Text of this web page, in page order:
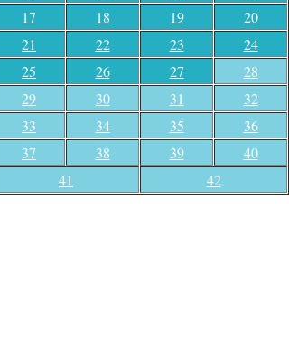
17
18 19
20
21
22 23
24
25
26 27
28
29
30 31
32
33
34 35
36
37
38 39
40
41
42